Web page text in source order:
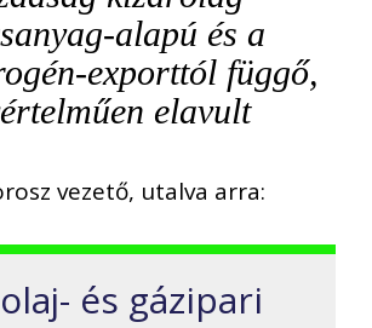
alapú és a
exporttól függő,
elavult
vezető, utalva arra:
és gázipari